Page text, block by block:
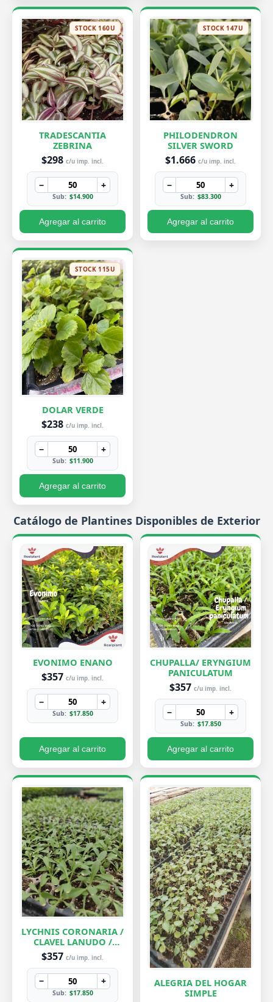
STOCK 160U
TRADESCANTIA
ZEBRINA
$298 c/u imp. incl.
− +
Sub: $14.900
Agregar al carrito
STOCK 147U
PHILODENDRON
SILVER SWORD
$1.666 c/u imp. incl.
− +
Sub: $83.300
Agregar al carrito
STOCK 115U
DOLAR VERDE
$238 c/u imp. incl.
− +
Sub: $11.900
Agregar al carrito
Catálogo de Plantines Disponibles de Exterior
EVONIMO ENANO
$357 c/u imp. incl.
− +
Sub: $17.850
Agregar al carrito
CHUPALLA/ ERYNGIUM
PANICULATUM
$357 c/u imp. incl.
− +
Sub: $17.850
Agregar al carrito
LYCHNIS CORONARIA /
CLAVEL LANUDO /
ABUELA
$357 c/u imp. incl.
− +
Sub: $17.850
ALEGRIA DEL HOGAR
SIMPLE